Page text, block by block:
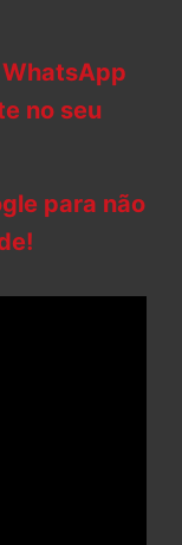
no seu
para não